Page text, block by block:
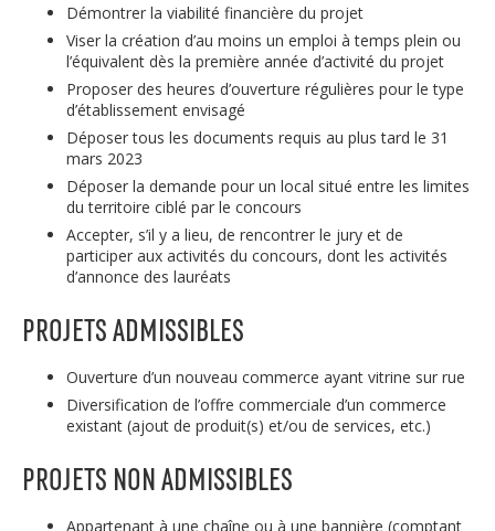
Démontrer la viabilité financière du projet
Viser la création d’au moins un emploi à temps plein ou
l’équivalent dès la première année d’activité du projet
Proposer des heures d’ouverture régulières pour le type
d’établissement envisagé
Déposer tous les documents requis au plus tard le 31
mars 2023
Déposer la demande pour un local situé entre les limites
du territoire ciblé par le concours
Accepter, s’il y a lieu, de rencontrer le jury et de
participer aux activités du concours, dont les activités
d’annonce des lauréats
PROJETS ADMISSIBLES
Ouverture d’un nouveau commerce ayant vitrine sur rue
Diversification de l’offre commerciale d’un commerce
existant (ajout de produit(s) et/ou de services, etc.)
PROJETS NON ADMISSIBLES
Appartenant à une chaîne ou à une bannière (comptant